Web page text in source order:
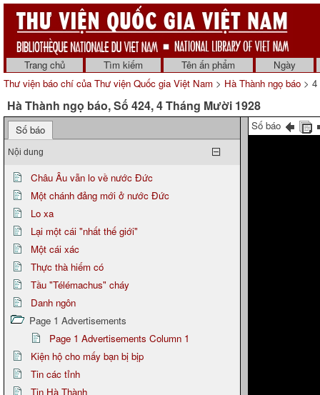
Trang chủ Tìm kiếm Tên ấn phẩm
Ngày
Thư viện báo chí của Thư viện Quốc gia Việt Nam > Hà Thành ngọ báo > 4
Hà Thành ngọ báo, Số 424, 4 Tháng Mười 1928
Số báo
Nội dung
Châu Âu vẫn lo về nước Đức
Một chánh đảng mới ở nước Đức
Lo xa
Lại một cái "nhất thế giới"
Một cái xác
Thực thà hiếm có
Tầu "Télémachus" cháy
Danh ngôn
Page 1 Advertisements
Page 1 Advertisements Column 1
Kiện hộ cho mấy bạn bị bịp
Tin các tỉnh
Tin Hà Thành
Số báo